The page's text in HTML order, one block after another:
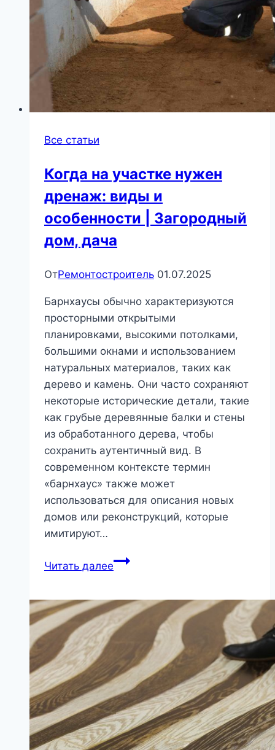
Разное
Все статьи
Когда на участке нужен
дренаж: виды и
особенности | Загородный
дом, дача
ОтРемонтостроитель 01.07.2025
Барнхаусы обычно характеризуются
просторными открытыми
планировками, высокими потолками,
большими окнами и использованием
натуральных материалов, таких как
дерево и камень. Они часто сохраняют
некоторые исторические детали, такие
как грубые деревянные балки и стены
из обработанного дерева, чтобы
сохранить аутентичный вид. В
современном контексте термин
«барнхаус» также может
использоваться для описания новых
домов или реконструкций, которые
имитируют…
Читать далееКогда
нужен
дренаж:
особенности
|
Загородный
дом,
дача